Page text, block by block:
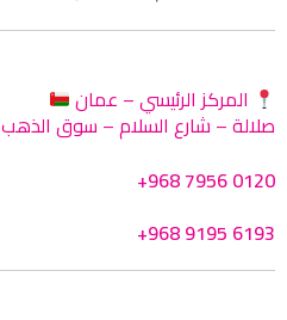
المركز الرئيسي – عمان
صلالة – شارع السلام – سوق الذهب
+968 7956 0120
+968 9195 6193